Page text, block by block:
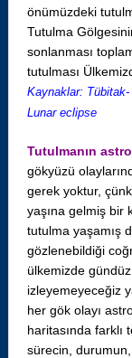
önümüzdeki
Tutulma
sonlanması
tutulması
Kaynaklar: Tübitak-
Lunar eclipse
Tutulmanın
gökyüzü
gerek yoktur,
yaşına gelmiş bir
tutulma yaşamış
gözlenebildiği
ülkemizde
izleyemeyeceğiz
her gök olayı
haritasında
sürecin,